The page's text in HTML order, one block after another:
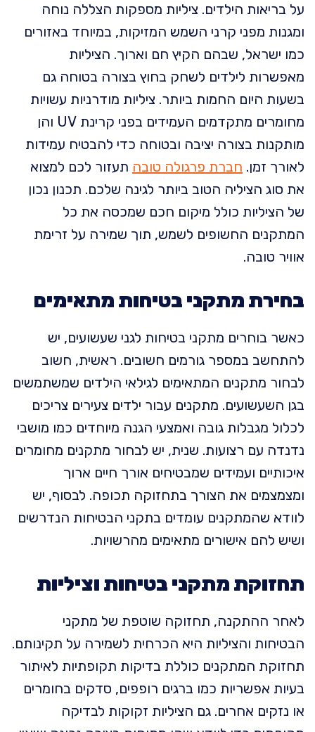
על בריאות הילדים. ציליות מספקות הצללה נוחה
ומגנות מפני קרני השמש המזיקות, במיוחד באזורים
כמו ישראל, שבהם הקיץ חם וארוך. הציליות
מאפשרות לילדים לשחק בחוץ בצורה בטוחה גם
בשעות היום החמות ביותר. ציליות מודרניות עשויות
מחומרים מתקדמים העמידים בפני קרינת UV והן
מותקנות בצורה יציבה ובטוחה כדי להבטיח עמידות
לאורך זמן. חברת פרגולה טובה תעזור לכם למצוא
את סוג הציליה הטוב ביותר לגינה שלכם. תכנון נכון
של הציליות כולל מיקום חכם שמכסה את כל
המתקנים החשופים לשמש, תוך שמירה על זרימת
אוויר טובה.
בחירת מתקני בטיחות מתאימים
כאשר בוחרים מתקני בטיחות לגני שעשועים, יש
להתחשב במספר גורמים חשובים. ראשית, חשוב
לבחור מתקנים המתאימים לגילאי הילדים שמשתמשים
בגן השעשועים. מתקנים עבור ילדים צעירים צריכים
לכלול מגבלות גובה ואמצעי הגנה מיוחדים כמו מושבי
נדנדה עם רצועות. שנית, יש לבחור מתקנים מחומרים
איכותיים ועמידים שמבטיחים אורך חיים ארוך
ומצמצמים את הצורך בתחזוקה תכופה. לבסוף, יש
לוודא שהמתקנים עומדים בתקני הבטיחות הנדרשים
ושיש להם אישורים מתאימים מהרשויות.
תחזוקת מתקני בטיחות וציליות
לאחר ההתקנה, תחזוקה שוטפת של מתקני
הבטיחות והציליות היא הכרחית לשמירה על תקינותם.
תחזוקת המתקנים כוללת בדיקות תקופתיות לאיתור
בעיות אפשריות כמו ברגים רופפים, סדקים בחומרים
או נזקים אחרים. גם הציליות זקוקות לבדיקה